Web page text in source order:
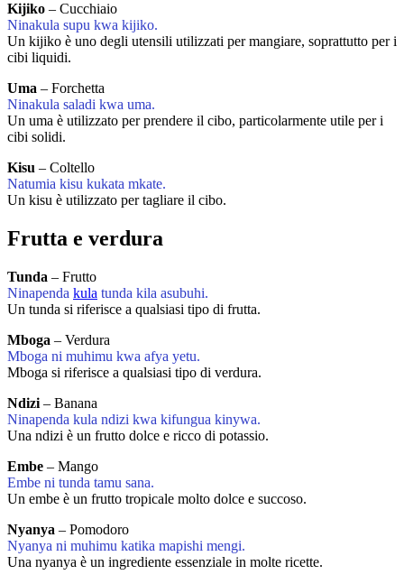
Kijiko – Cucchiaio
Ninakula supu kwa kijiko.
Un kijiko è uno degli utensili utilizzati per mangiare, soprattutto per i
cibi liquidi.
Uma – Forchetta
Ninakula saladi kwa uma.
Un uma è utilizzato per prendere il cibo, particolarmente utile per i
cibi solidi.
Kisu – Coltello
Natumia kisu kukata mkate.
Un kisu è utilizzato per tagliare il cibo.
Frutta e verdura
Tunda – Frutto
Ninapenda kula tunda kila asubuhi.
Un tunda si riferisce a qualsiasi tipo di frutta.
Mboga – Verdura
Mboga ni muhimu kwa afya yetu.
Mboga si riferisce a qualsiasi tipo di verdura.
Ndizi – Banana
Ninapenda kula ndizi kwa kifungua kinywa.
Una ndizi è un frutto dolce e ricco di potassio.
Embe – Mango
Embe ni tunda tamu sana.
Un embe è un frutto tropicale molto dolce e succoso.
Nyanya – Pomodoro
Nyanya ni muhimu katika mapishi mengi.
Una nyanya è un ingrediente essenziale in molte ricette.